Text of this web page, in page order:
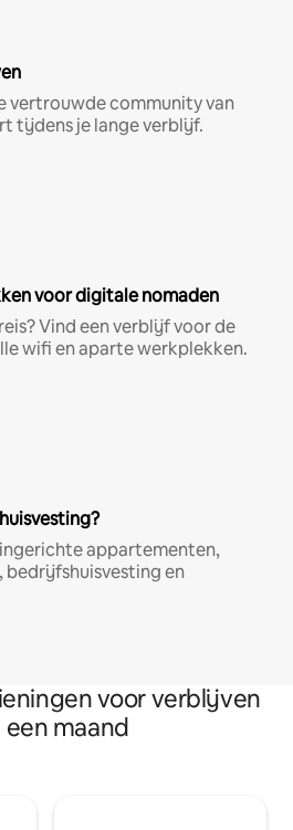
vertrouwde community van
tijdens je lange verblijf.
voor digitale nomaden
Vind een verblijf voor de
wifi en aparte werkplekken.
appartementen,
bedrijfshuisvesting en
voor verblijven
een maand